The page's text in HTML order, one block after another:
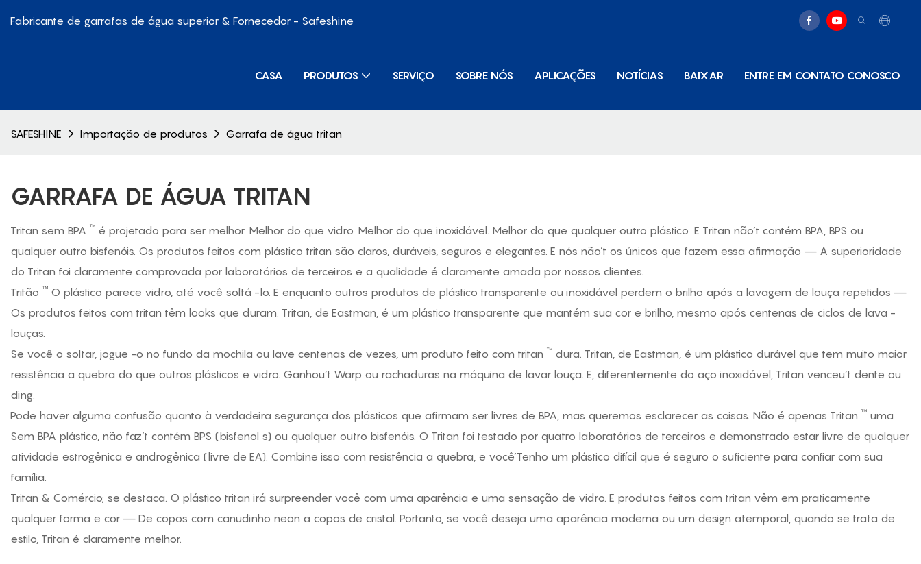
Fabricante de garrafas de água superior & Fornecedor - Safeshine
CASA PRODUTOS SERVIÇO SOBRE NÓS APLICAÇÕES NOTÍCIAS BAIXAR ENTRE EM CONTATO CONOSCO
SAFESHINE Importação de produtos Garrafa de água tritan
GARRAFA DE ÁGUA TRITAN
Tritan sem BPA ™ é projetado para ser melhor. Melhor do que vidro. Melhor do que inoxidável. Melhor do que qualquer outro plástico E Tritan não’t contém BPA, BPS ou
qualquer outro bisfenóis. Os produtos feitos com plástico tritan são claros, duráveis, seguros e elegantes. E nós não’t os únicos que fazem essa afirmação — A superioridade
do Tritan foi claramente comprovada por laboratórios de terceiros e a qualidade é claramente amada por nossos clientes.
Tritão ™ O plástico parece vidro, até você soltá -lo. E enquanto outros produtos de plástico transparente ou inoxidável perdem o brilho após a lavagem de louça repetidos —
Os produtos feitos com tritan têm looks que duram. Tritan, de Eastman, é um plástico transparente que mantém sua cor e brilho, mesmo após centenas de ciclos de lava -
louças.
Se você o soltar, jogue -o no fundo da mochila ou lave centenas de vezes, um produto feito com tritan ™ dura. Tritan, de Eastman, é um plástico durável que tem muito maior
resistência a quebra do que outros plásticos e vidro. Ganhou’t Warp ou rachaduras na máquina de lavar louça. E, diferentemente do aço inoxidável, Tritan venceu’t dente ou
ding.
Pode haver alguma confusão quanto à verdadeira segurança dos plásticos que afirmam ser livres de BPA, mas queremos esclarecer as coisas. Não é apenas Tritan ™ uma
Sem BPA plástico, não faz’t contém BPS (bisfenol s) ou qualquer outro bisfenóis. O Tritan foi testado por quatro laboratórios de terceiros e demonstrado estar livre de qualquer
atividade estrogênica e androgênica (livre de EA). Combine isso com resistência a quebra, e você’Tenho um plástico difícil que é seguro o suficiente para confiar com sua
família.
Tritan & Comércio; se destaca. O plástico tritan irá surpreender você com uma aparência e uma sensação de vidro. E produtos feitos com tritan vêm em praticamente
qualquer forma e cor — De copos com canudinho neon a copos de cristal. Portanto, se você deseja uma aparência moderna ou um design atemporal, quando se trata de
estilo, Tritan é claramente melhor.